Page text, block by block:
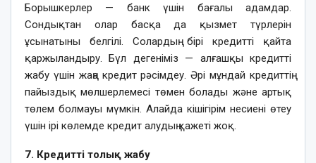
Борышкерлер — банк үшін бағалы адамдар.
Сондықтан олар басқа да қызмет түрлерін
ұсынатыны белгілі. Солардың бірі кредитті қайта
қаржыландыру. Бүл дегеніміз — алғашқы кредитті
жабу үшін жаңа кредит рәсімдеу. Әрі мұндай кредиттің
пайыздық мөлшерлемесі төмен болады және артық
төлем болмауы мүмкін. Алайда кішігірім несиені өтеу
үшін ірі көлемде кредит алудың қажеті жоқ.
7. Кредитті толық жабу